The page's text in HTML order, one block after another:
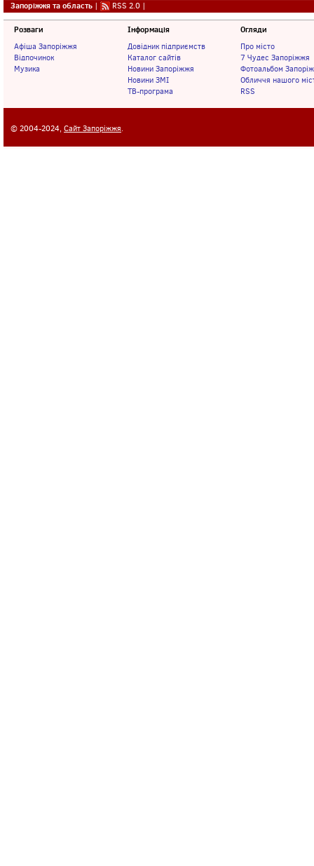
Запоріжжя та область | RSS 2.0 |
Розваги
Афіша Запоріжжя
Відпочинок
Музика
Інформація
Довідник підприємств
Каталог сайтів
Новини Запоріжжя
Новини ЗМІ
ТВ-програма
Огляди
Про місто
7 Чудес Запоріжжя
Фотоальбом
Обличчя нашого
RSS
© 2004-2024, Сайт Запоріжжя.